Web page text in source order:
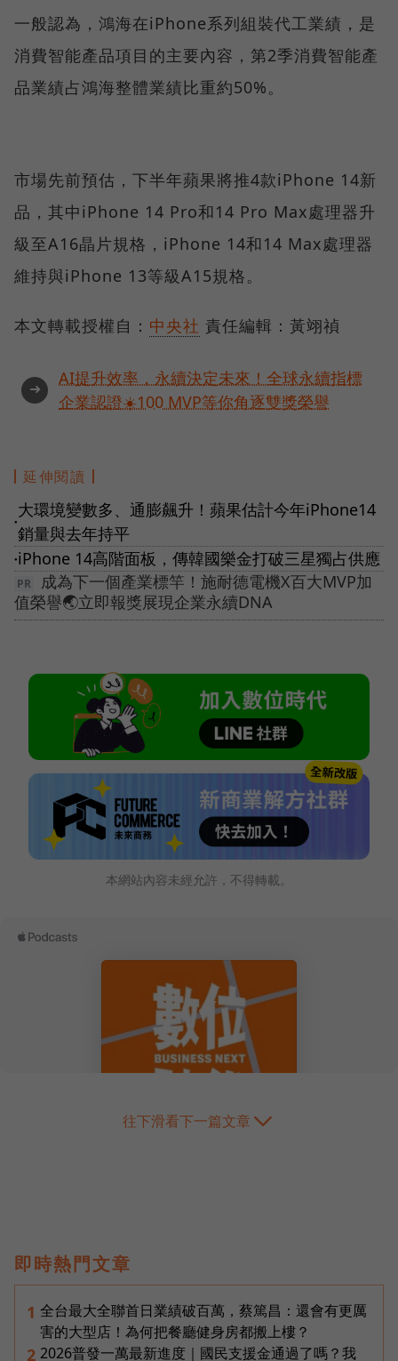
一般認為，鴻海在iPhone系列組裝代工業績，是
消費智能產品項目的主要內容，第2季消費智能產
品業績占鴻海整體業績比重約50%。
市場先前預估，下半年蘋果將推4款iPhone 14新
品，其中iPhone 14 Pro和14 Pro Max處理器升
級至A16晶片規格，iPhone 14和14 Max處理器
維持與iPhone 13等級A15規格。
本文轉載授權自： 中央社 責任編輯：黃翊禎
➜
AI提升效率，永續決定未來！全球永續指標
企業認證☀️100 MVP等你角逐雙獎榮譽
延伸閱讀
●
大環境變數多、通膨飆升！蘋果估計今年iPhone14
銷量與去年持平
● iPhone 14高階面板，傳韓國樂金打破三星獨占供應
成為下一個產業標竿！施耐德電機X百大MVP加
值榮譽🌏立即報獎展現企業永續DNA
本網站內容未經允許，不得轉載。
往下滑看下一篇文章
即時熱門文章
1 全台最大全聯首日業績破百萬，蔡篤昌：還會有更厲
害的大型店！為何把餐廳健身房都搬上樓？
2 2026普發一萬最新進度｜國民支援金通過了嗎？我